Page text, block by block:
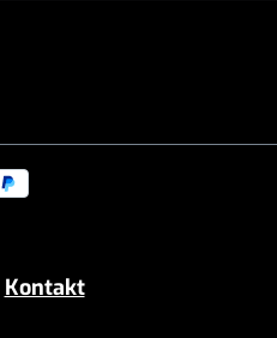
Kontakt